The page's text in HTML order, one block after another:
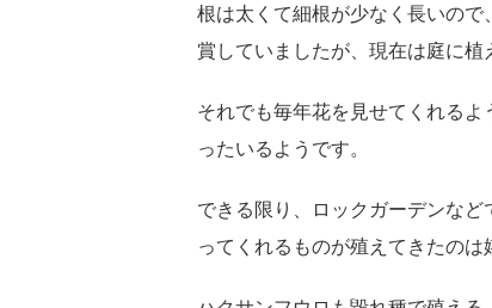
根は太くて細根が少なく長いの
賞していましたが、現在は庭に植
それでも毎年花を見せてくれる
ったいるようです。
できる限り、ロックガーデンな
ってくれるものが殖えてきたのは